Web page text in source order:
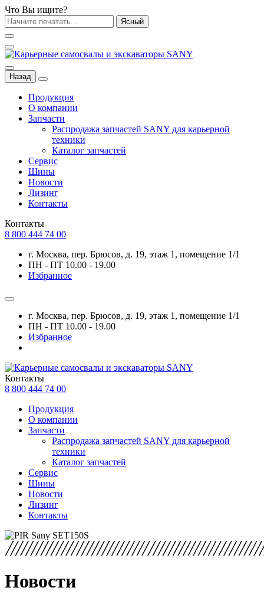
Что Вы ищите?
Ясный
Назад
Продукция
О компании
Запчасти
Распродажа запчастей SANY для карьерной
техники
Каталог запчастей
Сервис
Шины
Новости
Лизинг
Контакты
Контакты
8 800 444 74 00
г. Москва, пер. Брюсов, д. 19, этаж 1, помещение 1/1
ПН - ПТ 10.00 - 19.00
Избранное
г. Москва, пер. Брюсов, д. 19, этаж 1, помещение 1/1
ПН - ПТ 10.00 - 19.00
Избранное
Контакты
8 800 444 74 00
Продукция
О компании
Запчасти
Распродажа запчастей SANY для карьерной
техники
Каталог запчастей
Сервис
Шины
Новости
Лизинг
Контакты
Новости